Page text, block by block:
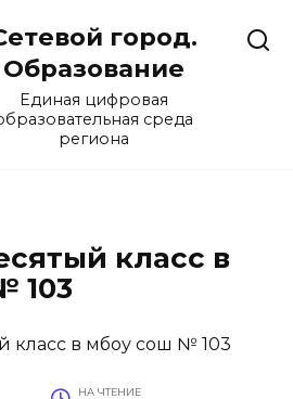
город.
Образование
Единая цифровая
среда
региона
класс в
103
НА ЧТЕНИЕ